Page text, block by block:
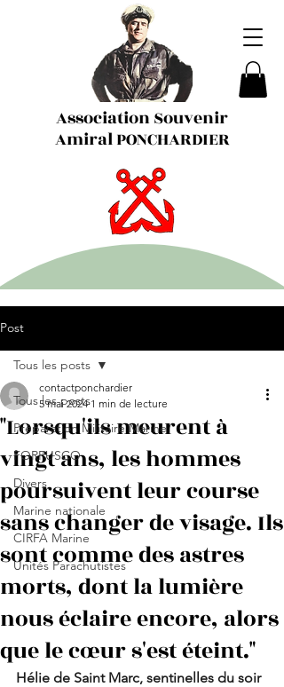
Association Souvenir
Amiral PONCHARDIER
Post
Tous les posts
Préparation Militaire Marine
FORFUSCO
Divers
Marine nationale
CIRFA Marine
Unités Parachutistes
Tous les posts
"Lorsqu'ils meurent à
vingt ans, les hommes
poursuivent leur course
sans changer de visage. Ils
sont comme des astres
morts, dont la lumière
nous éclaire encore, alors
que le cœur s'est éteint."
contactponchardier
5 mai 2024 1 min de lecture
Hélie de Saint Marc, sentinelles du soir